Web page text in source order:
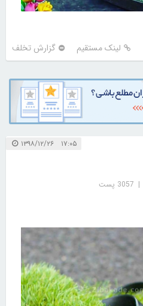
لینک مستقیم گزارش تخلف
۱۷:۰۵ ۱۳۹۸/۱۲/۲۶
| 3057 پست